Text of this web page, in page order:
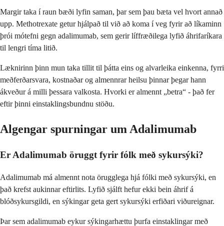
Margir taka í raun bæði lyfin saman, þar sem þau bæta vel hvort annað
upp. Methotrexate getur hjálpað til við að koma í veg fyrir að líkaminn
þrói mótefni gegn adalimumab, sem gerir líffræðilega lyfið áhrifaríkara
til lengri tíma litið.
Læknirinn þinn mun taka tillit til þátta eins og alvarleika einkenna, fyrri
meðferðarsvara, kostnaðar og almennrar heilsu þinnar þegar hann
ákveður á milli þessara valkosta. Hvorki er almennt „betra“ - það fer
eftir þinni einstaklingsbundnu stöðu.
Algengar spurningar um Adalimumab
Er Adalimumab öruggt fyrir fólk með sykursýki?
Adalimumab má almennt nota örugglega hjá fólki með sykursýki, en
það krefst aukinnar eftirlits. Lyfið sjálft hefur ekki bein áhrif á
blóðsykursgildi, en sýkingar geta gert sykursýki erfiðari viðureignar.
Þar sem adalimumab eykur sýkingarhættu þurfa einstaklingar með